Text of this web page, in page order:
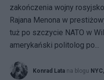
zakończenia wojny
Rajana Menona w
tuż po szczycie NATO w
amerykański politolog po...
Konrad Lata na blogu